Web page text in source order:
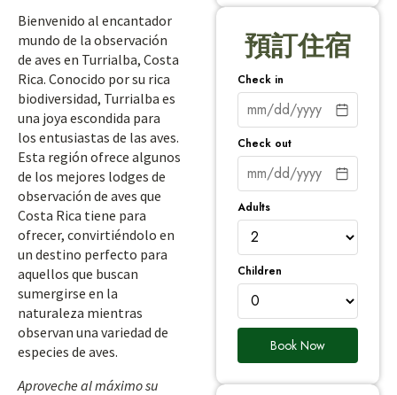
Bienvenido al encantador
mundo de la observación
de aves en Turrialba, Costa
Rica. Conocido por su rica
biodiversidad, Turrialba es
una joya escondida para
los entusiastas de las aves.
Esta región ofrece algunos
de los mejores lodges de
observación de aves que
Costa Rica tiene para
ofrecer, convirtiéndolo en
un destino perfecto para
aquellos que buscan
sumergirse en la
naturaleza mientras
observan una variedad de
especies de aves.
Aproveche al máximo su
預訂住宿
Check in
Check out
Adults
Children
Book Now